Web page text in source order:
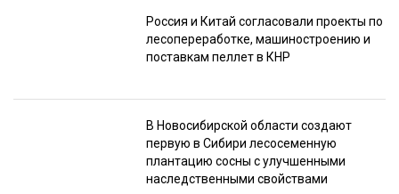
Россия и Китай согласовали проекты по
лесопереработке, машиностроению и
поставкам пеллет в КНР
В Новосибирской области создают
первую в Сибири лесосеменную
плантацию сосны с улучшенными
наследственными свойствами